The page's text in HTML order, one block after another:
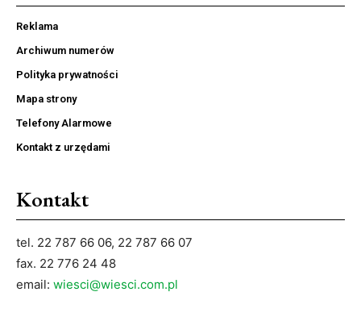
Reklama
Archiwum numerów
Polityka prywatności
Mapa strony
Telefony Alarmowe
Kontakt z urzędami
Kontakt
tel. 22 787 66 06, 22 787 66 07
fax. 22 776 24 48
email: wiesci@wiesci.com.pl